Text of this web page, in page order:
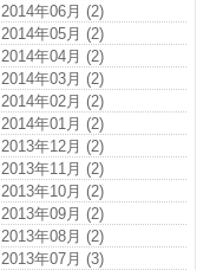
2014年06月 (2)
2014年05月 (2)
2014年04月 (2)
2014年03月 (2)
2014年02月 (2)
2014年01月 (2)
2013年12月 (2)
2013年11月 (2)
2013年10月 (2)
2013年09月 (2)
2013年08月 (2)
2013年07月 (3)